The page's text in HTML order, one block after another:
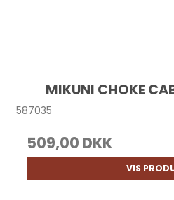
MIKUNI CHOKE
587035
509,00 DKK
VIS